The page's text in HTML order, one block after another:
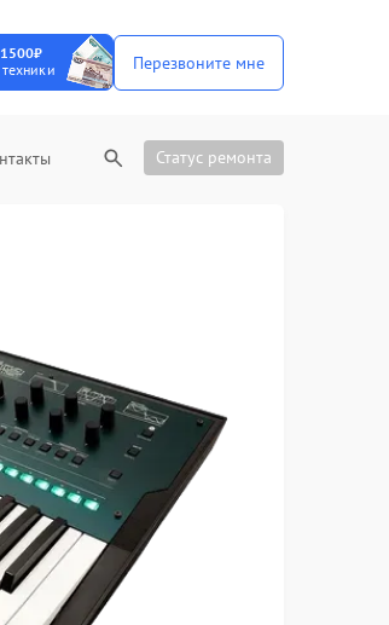
Перезвоните мне
Статус ремонта